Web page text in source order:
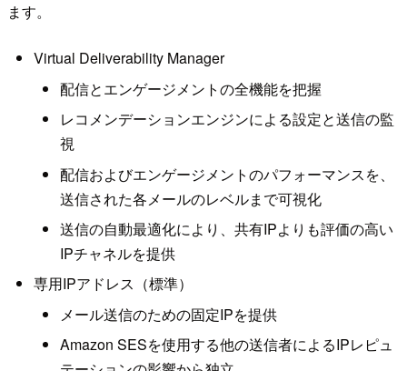
ます。
Virtual Deliverability Manager
配信とエンゲージメントの全機能を把握
レコメンデーションエンジンによる設定と送信の監
視
配信およびエンゲージメントのパフォーマンスを、
送信された各メールのレベルまで可視化
送信の自動最適化により、共有IPよりも評価の高い
IPチャネルを提供
専用IPアドレス（標準）
メール送信のための固定IPを提供
Amazon SESを使用する他の送信者によるIPレピュ